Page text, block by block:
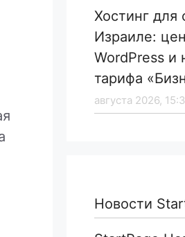
Хостинг для
Израиле:
WordPress и
тарифа
августа 2026,
Новости